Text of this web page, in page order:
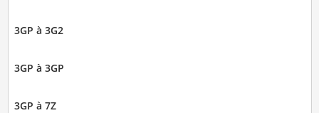
3GP à 3G2
3GP à 3GP
3GP à 7Z